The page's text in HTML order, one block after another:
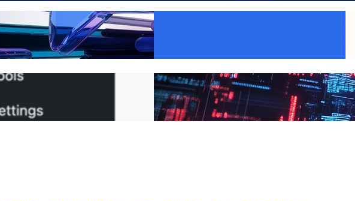
终于，有一个更好的Weglot替代方案——你
可以在5分钟内切换
为客户提供轻松的网站翻译